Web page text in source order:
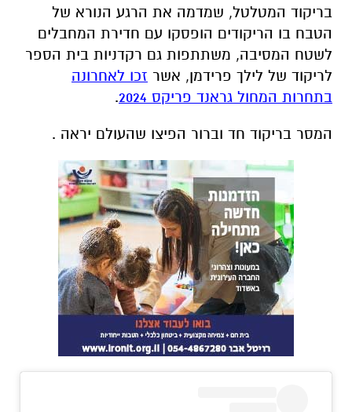
בריקוד המטלטל, שמדמה את הרגע הנורא של
הטבח בו הריקודים הופסקו עם חדירת המחבלים
לשטח המסיבה, משתתפות גם רקדניות בית הספר
לריקוד של לילך פרידמן, אשר זכו לאחרונה
בתחרות המחול גראנד פריקס 2024
.
המסר בריקוד חד וברור הפיצו שהעולם יראה .